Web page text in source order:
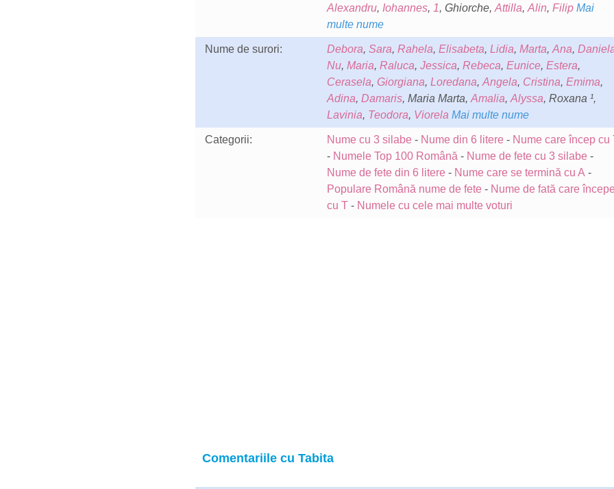
Alexandru, Iohannes, 1, Ghiorche, Attilla, Alin, Filip Mai
multe nume
Nume de surori: Debora, Sara, Rahela, Elisabeta, Lidia, Marta, Ana,
Nu, Maria, Raluca, Jessica, Rebeca, Eunice, Estera,
Cerasela, Giorgiana, Loredana, Angela, Cristina, Emima,
Adina, Damaris, Maria Marta, Amalia, Alyssa, Roxana ¹,
Lavinia, Teodora, Viorela Mai multe nume
Categorii: Nume cu 3 silabe- Nume din 6 litere- Nume care încep cu
- Numele Top 100 Română - Nume de fete cu 3 silabe-
Nume de fete din 6 litere- Nume care se termină cu A -
Populare Română nume de fete- Nume de fată care
cu T- Numele cu cele mai multe voturi
Comentariile cu Tabita